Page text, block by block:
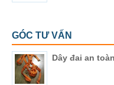
GÓC TƯ VẤN
Dây đai an